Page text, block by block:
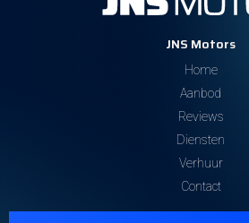
JNS Motors
Home
Aanbod
Reviews
Diensten
Verhuur
Contact